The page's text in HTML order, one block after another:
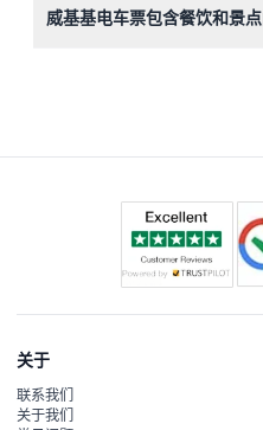
的海岛空气和观光停靠点时拍
威基基电车票包含餐饮和景点
关于
联系我们
关于我们